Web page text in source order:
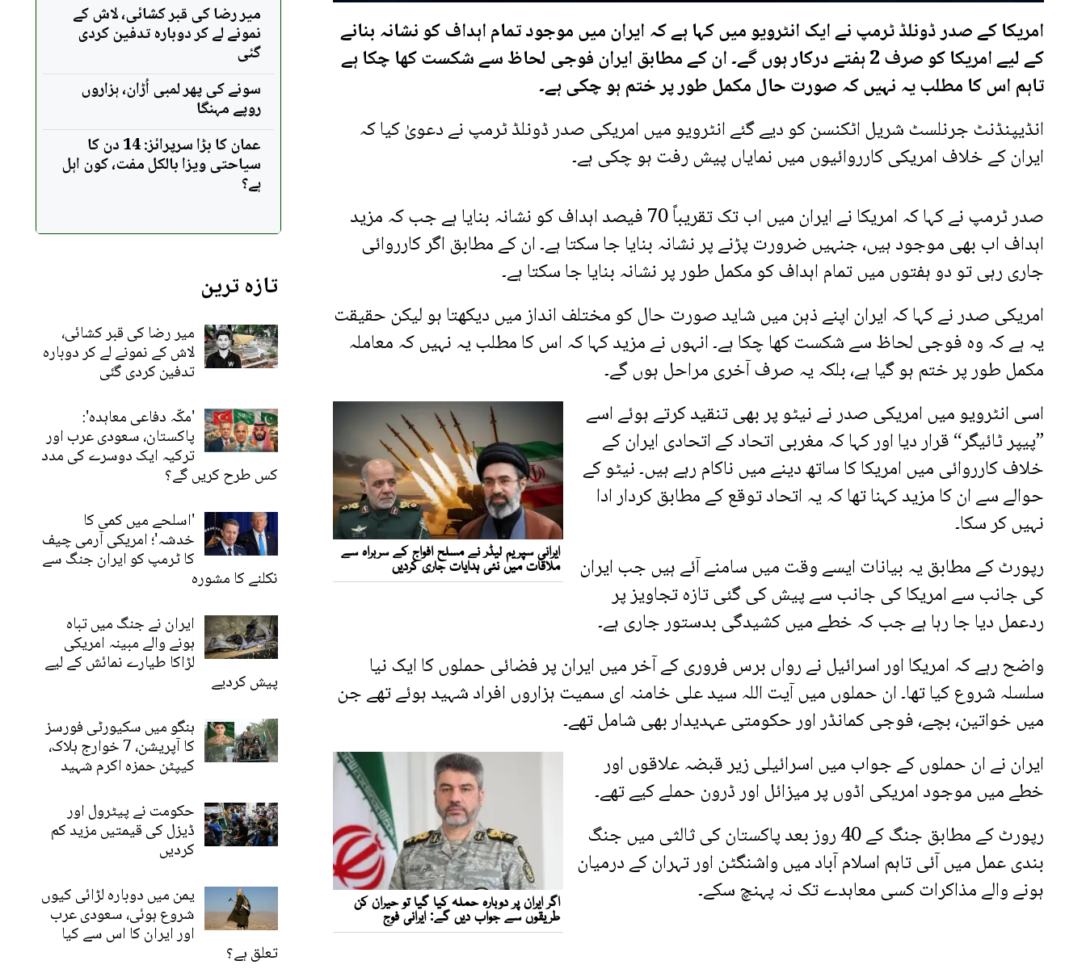
امریکا کے صدر ڈونلڈ ٹرمپ نے ایک انٹرویو میں کہا ہے کہ ایران میں موجود تمام اہداف کو نشانہ بنانے
کے لیے امریکا کو صرف 2 ہفتے درکار ہوں گے۔ ان کے مطابق ایران فوجی لحاظ سے شکست کھا چکا ہے
تاہم اس کا مطلب یہ نہیں کہ صورت حال مکمل طور پر ختم ہو چکی ہے۔
انڈیپنڈنٹ جرنلسٹ شریل اٹکنسن کو دیے گئے انٹرویو میں امریکی صدر ڈونلڈ ٹرمپ نے دعویٰ کیا کہ
ایران کے خلاف امریکی کارروائیوں میں نمایاں پیش رفت ہو چکی ہے۔
صدر ٹرمپ نے کہا کہ امریکا نے ایران میں اب تک تقریباً 70 فیصد اہداف کو نشانہ بنایا ہے جب کہ مزید
اہداف اب بھی موجود ہیں، جنہیں ضرورت پڑنے پر نشانہ بنایا جا سکتا ہے۔ ان کے مطابق اگر کارروائی
جاری رہی تو دو ہفتوں میں تمام اہداف کو مکمل طور پر نشانہ بنایا جا سکتا ہے۔
امریکی صدر نے کہا کہ ایران اپنے ذہن میں شاید صورت حال کو مختلف انداز میں دیکھتا ہو لیکن حقیقت
یہ ہے کہ وہ فوجی لحاظ سے شکست کھا چکا ہے۔ انہوں نے مزید کہا کہ اس کا مطلب یہ نہیں کہ معاملہ
مکمل طور پر ختم ہو گیا ہے، بلکہ یہ صرف آخری مراحل ہوں گے۔
اسی انٹرویو میں امریکی صدر نے نیٹو پر بھی تنقید کرتے ہوئے اسے
”پیپر ٹائیگر“ قرار دیا اور کہا کہ مغربی اتحاد کے اتحادی ایران کے
خلاف کارروائی میں امریکا کا ساتھ دینے میں ناکام رہے ہیں۔ نیٹو کے
حوالے سے ان کا مزید کہنا تھا کہ یہ اتحاد توقع کے مطابق کردار ادا
نہیں کر سکا۔
رپورٹ کے مطابق یہ بیانات ایسے وقت میں سامنے آئے ہیں جب ایران
کی جانب سے امریکا کی جانب سے پیش کی گئی تازہ تجاویز پر
ردعمل دیا جا رہا ہے جب کہ خطے میں کشیدگی بدستور جاری ہے۔
واضح رہے کہ امریکا اور اسرائیل نے رواں برس فروری کے آخر میں ایران پر فضائی حملوں کا ایک نیا
سلسلہ شروع کیا تھا۔ ان حملوں میں آیت اللہ سید علی خامنہ ای سمیت ہزاروں افراد شہید ہوئے تھے جن
میں خواتین، بچے، فوجی کمانڈر اور حکومتی عہدیدار بھی شامل تھے۔
ایران نے ان حملوں کے جواب میں اسرائیلی زیر قبضہ علاقوں اور
خطے میں موجود امریکی اڈوں پر میزائل اور ڈرون حملے کیے تھے۔
رپورٹ کے مطابق جنگ کے 40 روز بعد پاکستان کی ثالثی میں جنگ
بندی عمل میں آئی تاہم اسلام آباد میں واشنگٹن اور تہران کے درمیان
ہونے والے مذاکرات کسی معاہدے تک نہ پہنچ سکے۔
میر رضا کی قبر کشائی، لاش کے
نمونے لے کر دوبارہ تدفین کردی
گئی
سونے کی پھر لمبی اُڑان، ہزاروں
روپے مہنگا
عمان کا بڑا سرپرائز: 14 دن کا
سیاحتی ویزا بالکل مفت، کون اہل
ہے؟
تازہ ترین
میر رضا کی قبر کشائی،
لاش کے نمونے لے کر دوبارہ
تدفین کردی گئی
'مکّہ دفاعی معاہدہ':
پاکستان، سعودی عرب اور
ترکیہ ایک دوسرے کی مدد
کس طرح کریں گے؟
'اسلحے میں کمی کا
خدشہ'؛ امریکی آرمی چیف
کا ٹرمپ کو ایران جنگ سے
نکلنے کا مشورہ
ایران نے جنگ میں تباہ
ہونے والے مبینہ امریکی
لڑاکا طیارے نمائش کے لیے
پیش کردیے
ہنگو میں سکیورٹی فورسز
کا آپریشن، 7 خوارج ہلاک،
کیپٹن حمزہ اکرم شہید
حکومت نے پیٹرول اور
ڈیزل کی قیمتیں مزید کم
کردیں
یمن میں دوبارہ لڑائی کیوں
شروع ہوئی، سعودی عرب
اور ایران کا اس سے کیا
تعلق ہے؟